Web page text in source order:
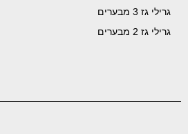
גרילי גז 3 מבערים
גרילי גז 2 מבערים